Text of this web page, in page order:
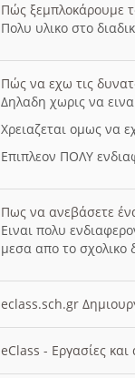
Πώς ξεμπλοκάρουμε
Πολυ υλικο στο
Πώς να εχω τις
Δηλαδη χωρις να
Χρειαζεται ομως να
Επιπλεον ΠΟΛΥ
Πως να ανεβάσετε
Ειναι πολυ
μεσα απο το σχολικο
eclass.sch.gr
eClass - Εργασίες